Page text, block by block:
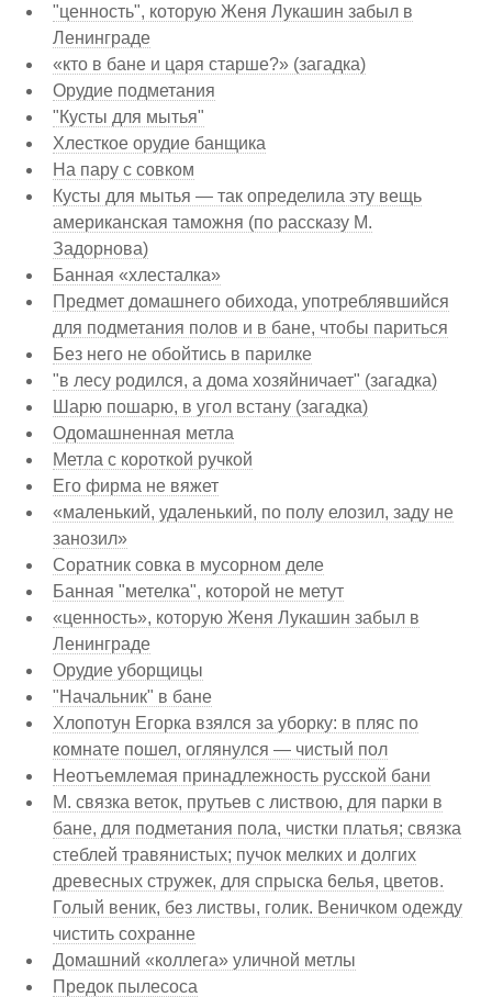
"ценность", которую Женя Лукашин забыл в
Ленинграде
«кто в бане и царя старше?» (загадка)
Орудие подметания
"Кусты для мытья"
Хлесткое орудие банщика
На пару с совком
Кусты для мытья — так определила эту вещь
американская таможня (по рассказу М.
Задорнова)
Банная «хлесталка»
Предмет домашнего обихода, употреблявшийся
для подметания полов и в бане, чтобы париться
Без него не обойтись в парилке
"в лесу родился, а дома хозяйничает" (загадка)
Шарю пошарю, в угол встану (загадка)
Одомашненная метла
Метла с короткой ручкой
Его фирма не вяжет
«маленький, удаленький, по полу елозил, заду не
занозил»
Соратник совка в мусорном деле
Банная "метелка", которой не метут
«ценность», которую Женя Лукашин забыл в
Ленинграде
Орудие уборщицы
"Начальник" в бане
Хлопотун Егорка взялся за уборку: в пляс по
комнате пошел, оглянулся — чистый пол
Неотъемлемая принадлежность русской бани
М. связка веток, прутьев с листвою, для парки в
бане, для подметания пола, чистки платья; связка
стеблей травянистых; пучок мелких и долгих
древесных стружек, для спрыска 6елья, цветов.
Голый веник, без листвы, голик. Веничком одежду
чистить сохранне
Домашний «коллега» уличной метлы
Предок пылесоса